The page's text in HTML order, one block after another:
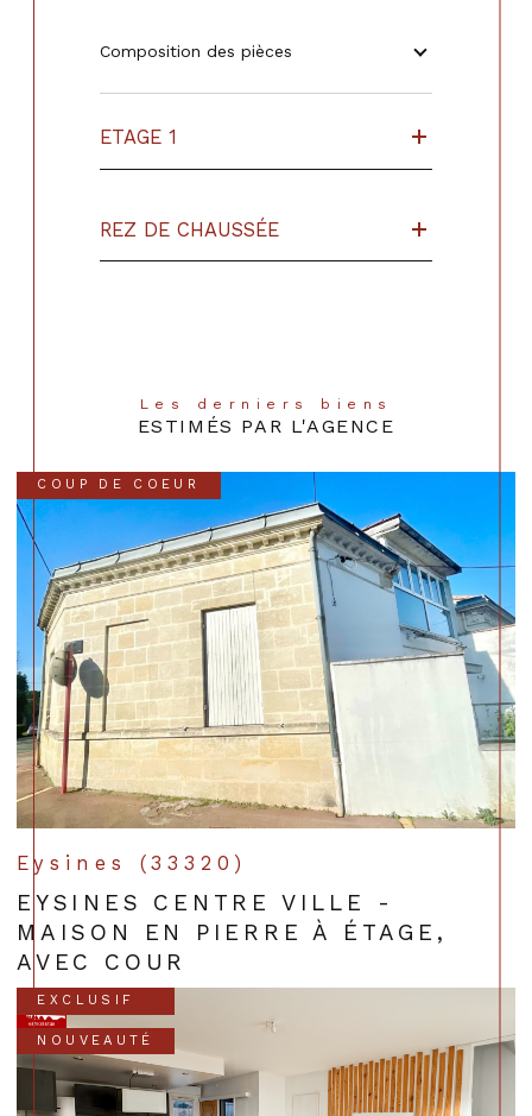
Composition des pièces
ETAGE 1
REZ DE CHAUSSÉE
Les derniers biens
ESTIMÉS PAR L'AGENCE
COUP DE COEUR
Eysines (33320)
EYSINES CENTRE VILLE -
MAISON EN PIERRE À ÉTAGE,
AVEC COUR
EXCLUSIF
NOUVEAUTÉ